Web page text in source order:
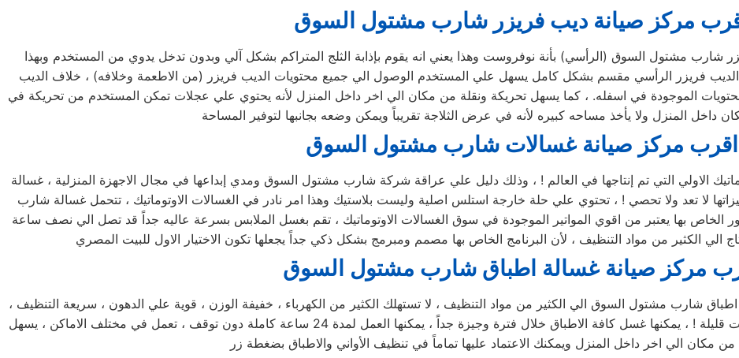
مركز صيانة ديب فريزر شارب مشتول السوق
مشتول السوق (الرأسي) بأنة نوفروست وهذا يعني انه يقوم بإذابة الثلج المتراكم بشكل آلي وبدون تدخل يدوي من المستخدم وبهذا
الديب فريزر الرأسي مقسم بشكل كامل يسهل علي المستخدم الوصول الي جميع محتويات الديب فريزر (من الاطعمة وخلافه) ، خلاف الديب
الموجودة في اسفله. ، كما يسهل تحريكة ونقلة من مكان الي اخر داخل المنزل لأنه يحتوي علي عجلات تمكن المستخدم من تحريكة في
اقرب مركز صيانة غسالات شارب مشتول السوق
الاولي التي تم إنتاجها في العالم ! ، وذلك دليل علي عراقة شركة شارب مشتول السوق ومدي إبداعها في مجال الاجهزة المنزلية ، غسالة
لا تعد ولا تحصي ! ، تحتوي علي حلة خارجة استلس اصلية وليست بلاستيك وهذا امر نادر في الغسالات الاوتوماتيك ، تتحمل غسالة شارب
الخاص بها يعتبر من اقوي المواتير الموجودة في سوق الغسالات الاوتوماتيك ، تقم بغسل الملابس بسرعة عاليه جداً قد تصل الي نصف ساعة
مركز صيانة غسالة اطباق شارب مشتول السوق
شارب مشتول السوق الي الكثير من مواد التنظيف ، لا تستهلك الكثير من الكهرباء ، خفيفة الوزن ، قوية علي الدهون ، سريعة التنظيف ،
هذا ما يصف غسالة اطباق شارب مشتول السوق في كلمات قليلة ! ، يمكنها غسل كافة الاطباق خلال فترة وجيزة جداً ، يمكنها العمل لمدة 24 ساعة كاملة دون توقف ، تعمل في مختلف الاماكن ، يسهل